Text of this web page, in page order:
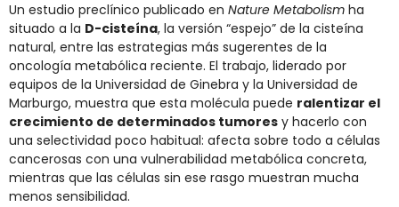
Un estudio preclínico publicado en Nature Metabolism ha
situado a la D-cisteína, la versión “espejo” de la cisteína
natural, entre las estrategias más sugerentes de la
oncología metabólica reciente. El trabajo, liderado por
equipos de la Universidad de Ginebra y la Universidad de
Marburgo, muestra que esta molécula puede ralentizar el
crecimiento de determinados tumores y hacerlo con
una selectividad poco habitual: afecta sobre todo a células
cancerosas con una vulnerabilidad metabólica concreta,
mientras que las células sin ese rasgo muestran mucha
menos sensibilidad.